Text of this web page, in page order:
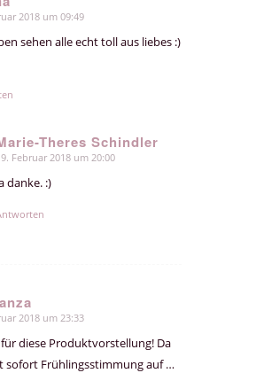
2018 um 09:49
sehen alle echt toll aus liebes :)
Theres Schindler
sagte:
Februar 2018 um 20:00
danke. :)
2018 um 23:33
diese Produktvorstellung! Da
sofort Frühlingsstimmung auf …